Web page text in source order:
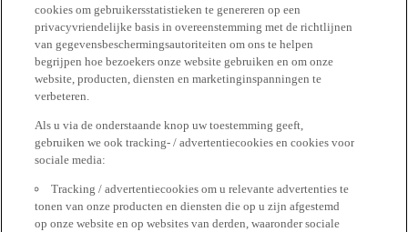
cookies om gebruikersstatistieken te genereren op een
privacyvriendelijke basis in overeenstemming met de richtlijnen
van gegevensbeschermingsautoriteiten om ons te helpen
begrijpen hoe bezoekers onze website gebruiken en om onze
website, producten, diensten en marketinginspanningen te
verbeteren.
Als u via de onderstaande knop uw toestemming geeft,
gebruiken we ook tracking- / advertentiecookies en cookies voor
sociale media:
Tracking / advertentiecookies om u relevante advertenties te
tonen van onze producten en diensten die op u zijn afgestemd
op onze website en op websites van derden, waaronder sociale